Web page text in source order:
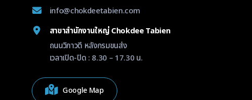
info@chokdeetabien.com
สาขาสำนักงานใหญ่ Chokdee Tabien
ถนนวิภาวดี หลังกรมขนส่ง
เวลาเปิด-ปิด : 8.30 – 17.30 น.
Google Map